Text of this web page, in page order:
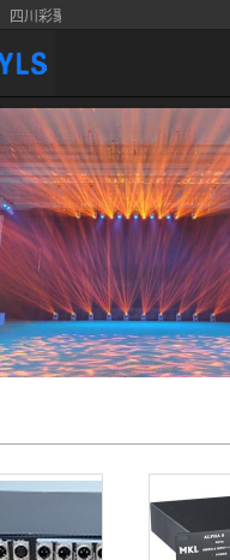
四川彩聚光电科技有限公司